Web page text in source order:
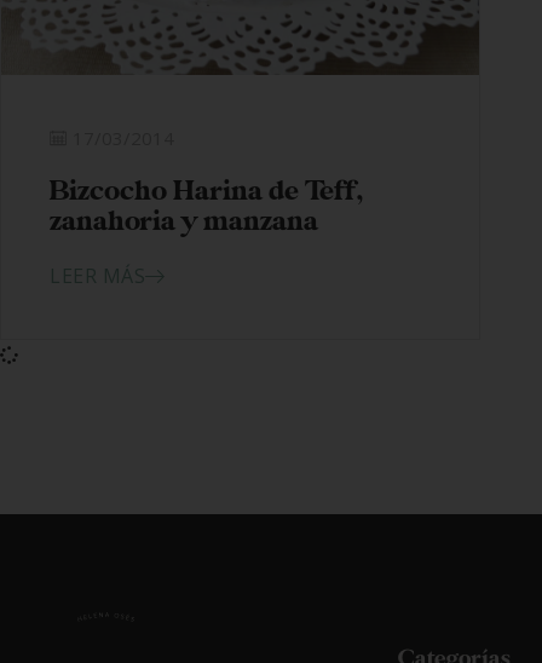
Bizcocho Harina de Teff,
zanahoria y manzana
LEER MÁS